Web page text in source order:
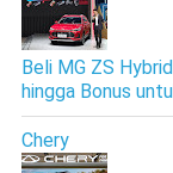
Beli MG ZS
hingga Bonus
Chery